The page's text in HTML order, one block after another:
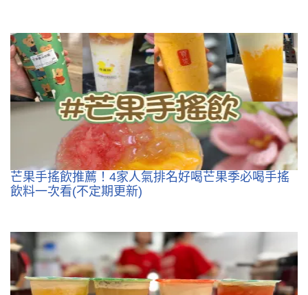
芒果手搖飲推薦！4家人氣排名好喝芒果季必喝手搖
飲料一次看(不定期更新)